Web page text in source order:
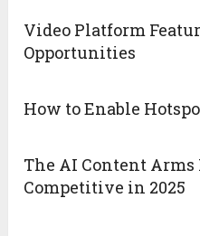
Video Platform
Opportunities
How to Enable
The AI Content Arms
Competitive in 2025